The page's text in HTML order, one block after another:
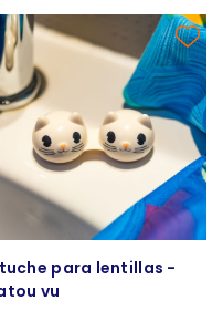
para lentillas -
vu